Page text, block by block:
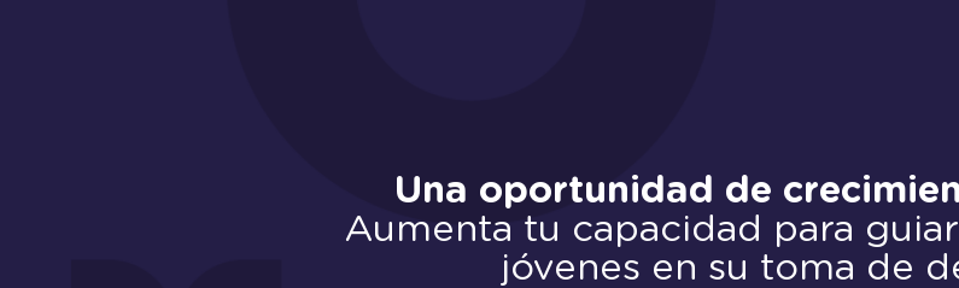
Una oportunidad de
Aumenta tu capacidad para
jóvenes en su toma de